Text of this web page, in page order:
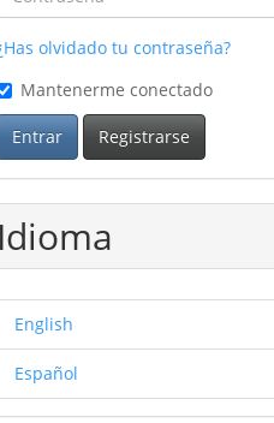
olvidado tu contraseña?
Mantenerme conectado
Entrar Registrarse
Idioma
English
Español